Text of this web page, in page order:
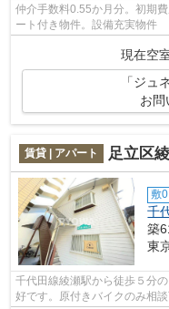
仲介手数料0.55か月分。初期
ート付き物件。設備充実物件
現在空
「ジュ
お問
賃貸 | アパート 足立区
敷0
千
築
東
千代田線綾瀬駅から徒歩５分
好です。原付きバイクのみ相談